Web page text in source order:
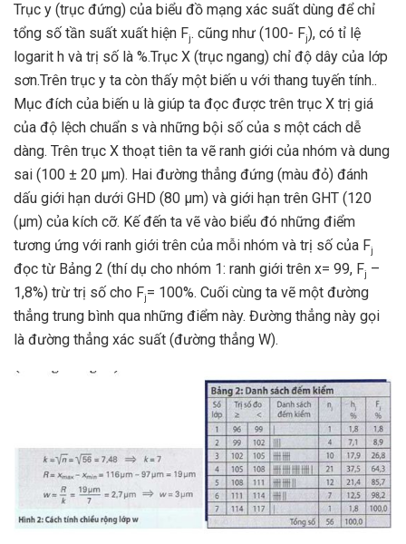
Trục y (trục đứng) của biểu đồ mạng xác suất dùng để chỉ
tổng số tần suất xuất hiện Fj. cũng như (100- Fj), có tỉ lệ
logarit h và trị số là %.Trục X (trục ngang) chỉ độ dây của lớp
sơn.Trên trục y ta còn thấy một biến u với thang tuyến tính..
Mục đích của biến u là giúp ta đọc được trên trục X trị giá
của độ lệch chuẩn s và những bội số của s một cách dễ
dàng. Trên trục X thoạt tiên ta vẽ ranh giới của nhóm và dung
sai (100 ± 20 µm). Hai đường thẳng đứng (màu đỏ) đánh
dấu giới hạn dưới GHD (80 µm) và giới hạn trên GHT (120
(µm) của kích cỡ. Kế đến ta vẽ vào biểu đó những điểm
tương ứng với ranh giới trên của mỗi nhóm và trị số của Fj
đọc từ Bảng 2 (thí dụ cho nhóm 1: ranh giới trên x= 99, Fj –
1,8%) trừ trị số cho Fj= 100%. Cuối cùng ta vẽ một đường
thẳng trung bình qua những điểm này. Đường thẳng này gọi
là đường thẳng xác suất (đường thẳng W).